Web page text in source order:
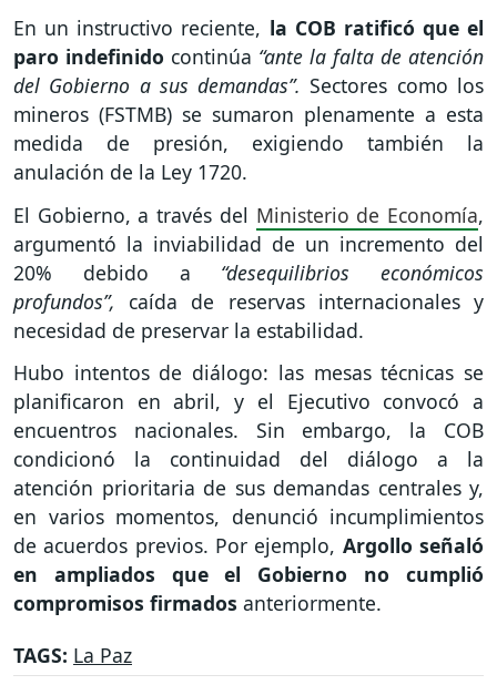
En un instructivo reciente, la COB ratificó que el
paro indefinido continúa “ante la falta de atención
del Gobierno a sus demandas”.Sectores como los
mineros (FSTMB) se sumaron plenamente a esta
medida de presión, exigiendo también la
anulación de la Ley 1720.
El Gobierno, a través del Ministerio de Economía,
argumentó la inviabilidad de un incremento del
20% debido a “desequilibrios económicos
profundos”, caída de reservas internacionales y
necesidad de preservar la estabilidad.
Hubo intentos de diálogo: las mesas técnicas se
planificaron en abril, y el Ejecutivo convocó a
encuentros nacionales. Sin embargo, la COB
condicionó la continuidad del diálogo a la
atención prioritaria de sus demandas centrales y,
en varios momentos, denunció incumplimientos
de acuerdos previos. Por ejemplo, Argollo señaló
en ampliados que el Gobierno no cumplió
compromisos firmados anteriormente.
TAGS: La Paz